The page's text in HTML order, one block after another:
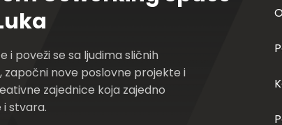
i poveži se sa ljudima sličnih
započni nove poslovne projekte i
zajednice koja zajedno
i stvara.